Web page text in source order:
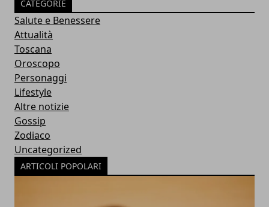
CATEGORIE
Salute e Benessere
Attualità
Toscana
Oroscopo
Personaggi
Lifestyle
Altre notizie
Gossip
Zodiaco
Uncategorized
ARTICOLI POPOLARI